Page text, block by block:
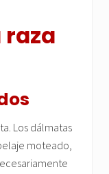
raza
Los dálmatas
moteado,